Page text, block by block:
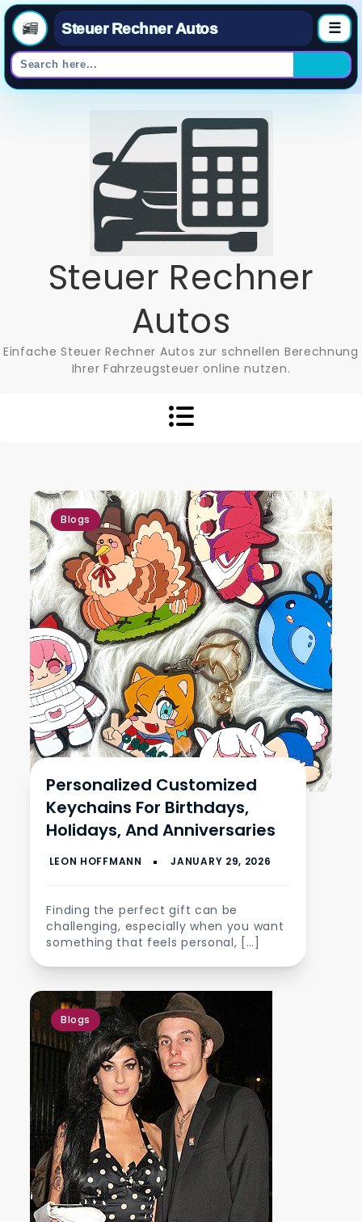
Steuer Rechner Autos ☰
Steuer Rechner
Autos
Einfache Steuer Rechner Autos zur schnellen Berechnung
Ihrer Fahrzeugsteuer online nutzen.
Blogs
Personalized Customized
Keychains For Birthdays,
Holidays, And Anniversaries
Finding the perfect gift can be
challenging, especially when you want
something that feels personal, […]
Blogs